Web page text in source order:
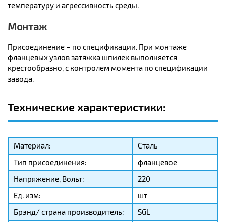
температуру и агрессивность среды.
Монтаж
Присоединение – по спецификации. При монтаже
фланцевых узлов затяжка шпилек выполняется
крестообразно, с контролем момента по спецификации
завода.
Технические характеристики:
Материал:
Сталь
Тип присоединения:
фланцевое
Напряжение, Вольт:
220
Ед. изм:
шт
Брэнд/ страна производитель:
SGL